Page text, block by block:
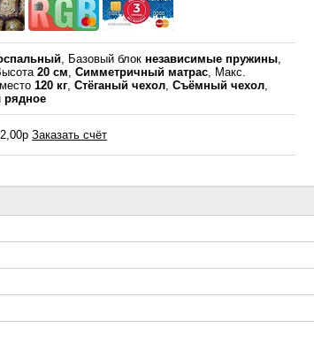
, Базовый блокнезависимые пружины,
20 см,Симметричный матрас, Макс.
место120 кг,Стёганый чехол,Съёмный чехол,
рядное
Заказать счёт